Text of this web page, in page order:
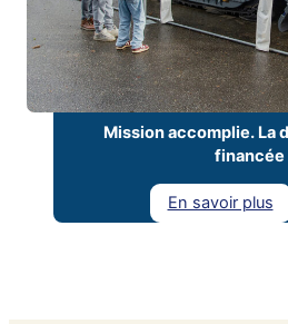
Mission accomplie. La
financée
En savoir plus